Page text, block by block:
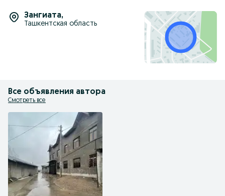
Зангиата,
Ташкентская область
Все объявления автора
Смотреть все